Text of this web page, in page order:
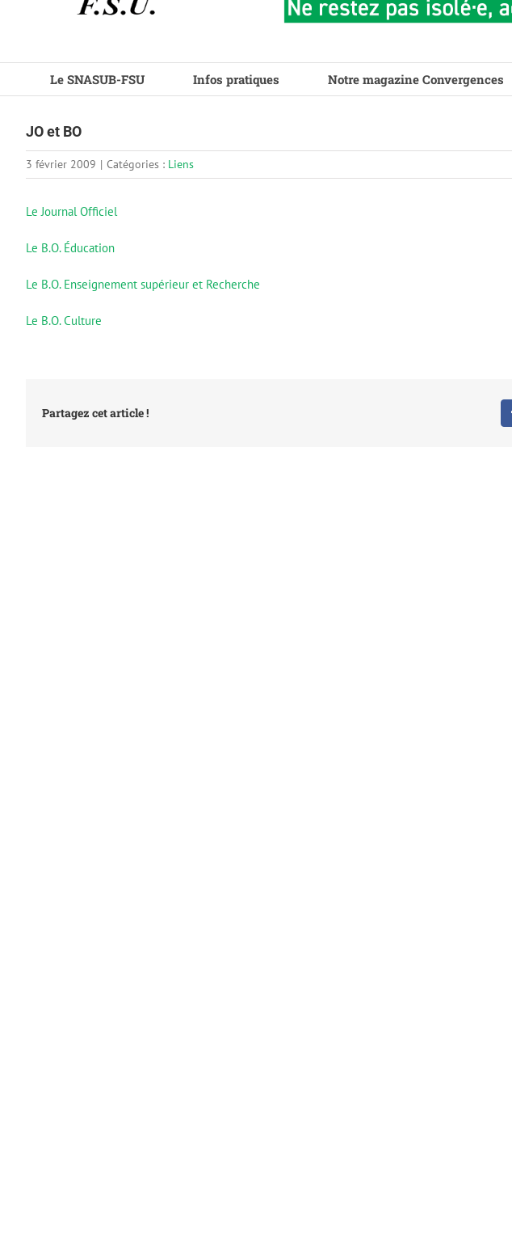
Le SNASUB-FSU Infos pratiques Notre magazine Convergences
JO et BO
3 février 2009 | Catégories : Liens
Le Journal Officiel
Le B.O. Éducation
Le B.O. Enseignement supérieur et Recherche
Le B.O. Culture
Partagez cet article !